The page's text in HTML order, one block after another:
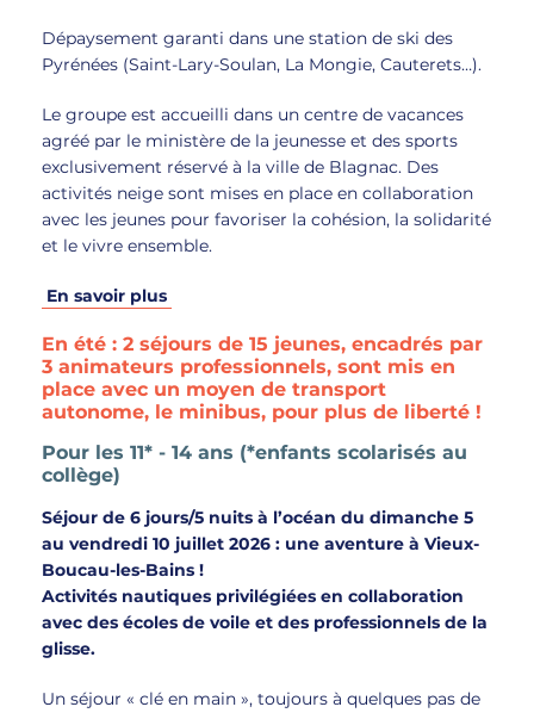
Dépaysement garanti dans une station de ski des
Pyrénées (Saint-Lary-Soulan, La Mongie, Cauterets…).
Le groupe est accueilli dans un centre de vacances
agréé par le ministère de la jeunesse et des sports
exclusivement réservé à la ville de Blagnac. Des
activités neige sont mises en place en collaboration
avec les jeunes pour favoriser la cohésion, la solidarité
et le vivre ensemble.
En savoir plus
En été : 2 séjours de 15 jeunes, encadrés par
3 animateurs professionnels, sont mis en
place avec un moyen de transport
autonome, le minibus, pour plus de liberté !
Pour les 11* - 14 ans (*enfants scolarisés au
collège)
Séjour de 6 jours/5 nuits à l’océan du dimanche 5
au vendredi 10 juillet 2026 : une aventure à Vieux-
Boucau-les-Bains !
Activités nautiques privilégiées en collaboration
avec des écoles de voile et des professionnels de la
glisse.
Un séjour « clé en main », toujours à quelques pas de